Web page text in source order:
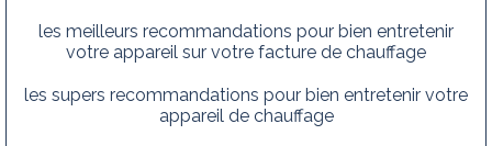
les meilleurs recommandations pour bien entretenir
votre appareil sur votre facture de chauffage
les supers recommandations pour bien entretenir votre
appareil de chauffage